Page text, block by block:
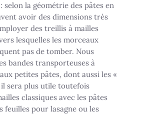
la géométrie des pâtes en
avoir des dimensions très
des treillis à mailles
lesquelles les morceaux
pas de tomber. Nous
bandes transporteuses à
petites pâtes, dont aussi les «
sera plus utile toutefois
classiques avec les pâtes
feuilles pour lasagne ou les